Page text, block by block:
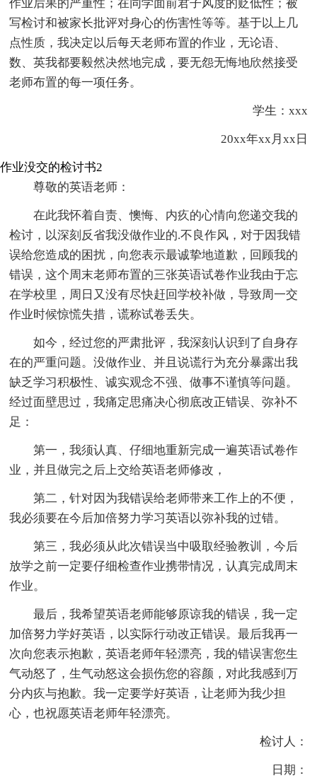
作业后果的严重性；在同学面前君子风度的贬低性；被
写检讨和被家长批评对身心的伤害性等等。基于以上几
点性质，我决定以后每天老师布置的作业，无论语、
数、英我都要毅然决然地完成，要无怨无悔地欣然接受
老师布置的每一项任务。
学生：xxx
20xx年xx月xx日
作业没交的检讨书2
尊敬的英语老师：
在此我怀着自责、懊悔、内疚的心情向您递交我的
检讨，以深刻反省我没做作业的.不良作风，对于因我错
误给您造成的困扰，向您表示最诚挚地道歉，回顾我的
错误，这个周末老师布置的三张英语试卷作业我由于忘
在学校里，周日又没有尽快赶回学校补做，导致周一交
作业时候惊慌失措，谎称试卷丢失。
如今，经过您的严肃批评，我深刻认识到了自身存
在的严重问题。没做作业、并且说谎行为充分暴露出我
缺乏学习积极性、诚实观念不强、做事不谨慎等问题。
经过面壁思过，我痛定思痛决心彻底改正错误、弥补不
足：
第一，我须认真、仔细地重新完成一遍英语试卷作
业，并且做完之后上交给英语老师修改，
第二，针对因为我错误给老师带来工作上的不便，
我必须要在今后加倍努力学习英语以弥补我的过错。
第三，我必须从此次错误当中吸取经验教训，今后
放学之前一定要仔细检查作业携带情况，认真完成周末
作业。
最后，我希望英语老师能够原谅我的错误，我一定
加倍努力学好英语，以实际行动改正错误。最后我再一
次向您表示抱歉，英语老师年轻漂亮，我的错误害您生
气动怒了，生气动怒这会损伤您的容颜，对此我感到万
分内疚与抱歉。我一定要学好英语，让老师为我少担
心，也祝愿英语老师年轻漂亮。
检讨人：
日期：